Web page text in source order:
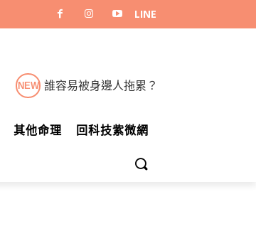
NEW 誰容易被身邊人拖累？
其他命理 回科技紫微網